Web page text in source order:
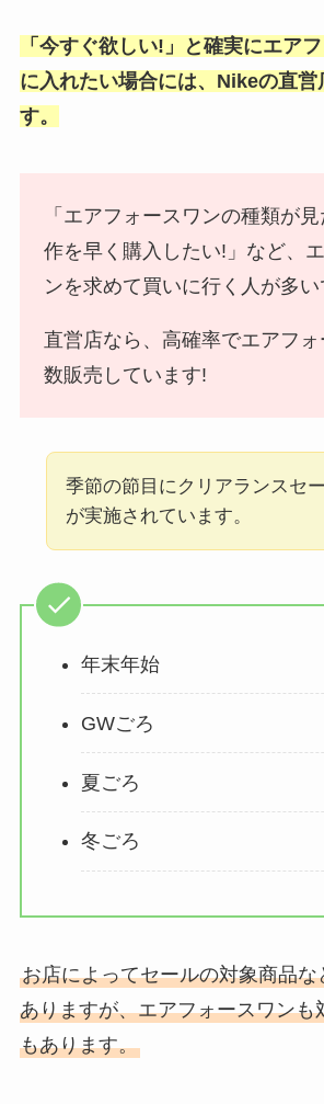
「今すぐ欲しい!」と確実にエア
に入れたい場合には、Nikeの直営
す。
「エアフォースワンの種類が
作を早く購入したい!」など、
ンを求めて買いに行く人が多
直営店なら、高確率でエアフ
数販売しています!
季節の節目にクリアランスセ
が実施されています。
年末年始
GWごろ
夏ごろ
冬ごろ
お店によってセールの対象商品
ありますが、エアフォースワンも
もあります。